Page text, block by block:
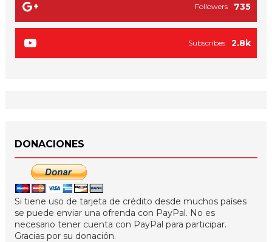
735
Followers
2.8k
Subscribes
DONACIONES
Si tiene uso de tarjeta de crédito desde muchos países
se puede enviar una ofrenda con PayPal. No es
necesario tener cuenta con PayPal para participar.
Gracias por su donación.